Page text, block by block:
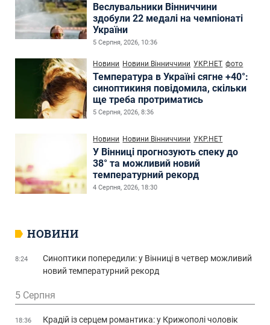
Веслувальники Вінниччини
здобули 22 медалі на чемпіонаті
України
5 Серпня, 2026, 10:36
Новини Новини Вінниччини УКР.НЕТ фото
Температура в Україні сягне +40°:
синоптикиня повідомила, скільки
ще треба протриматись
5 Серпня, 2026, 8:36
Новини Новини Вінниччини УКР.НЕТ
У Вінниці прогнозують спеку до
38° та можливий новий
температурний рекорд
4 Серпня, 2026, 18:30
НОВИНИ
8:24
Синоптики попередили: у Вінниці в четвер можливий
новий температурний рекорд
5 Серпня
18:36 Крадій із серцем романтика: у Крижополі чоловік